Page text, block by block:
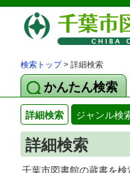
検索トップ> 詳細検索
かんたん検索
詳細検索 ジャンル検
詳細検索
千葉市図書館